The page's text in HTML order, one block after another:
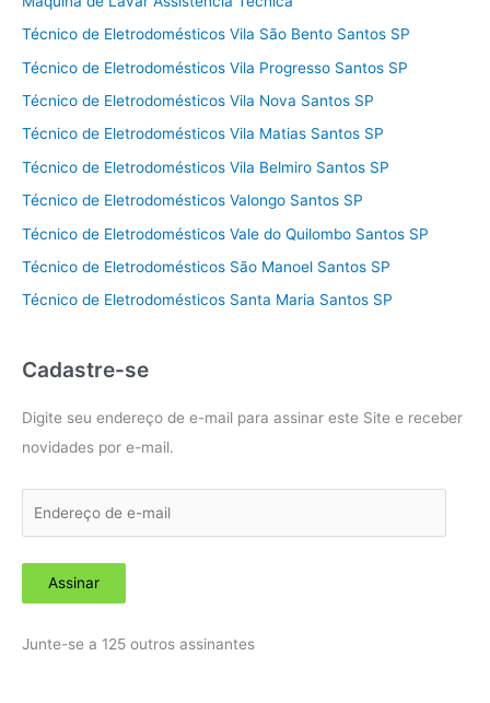
Técnico de Eletrodomésticos Vila São Bento Santos SP
Técnico de Eletrodomésticos Vila Progresso Santos SP
Técnico de Eletrodomésticos Vila Nova Santos SP
Técnico de Eletrodomésticos Vila Matias Santos SP
Técnico de Eletrodomésticos Vila Belmiro Santos SP
Técnico de Eletrodomésticos Valongo Santos SP
Técnico de Eletrodomésticos Vale do Quilombo Santos SP
Técnico de Eletrodomésticos São Manoel Santos SP
Técnico de Eletrodomésticos Santa Maria Santos SP
Cadastre-se
Digite seu endereço de e-mail para assinar este Site e receber
novidades por e-mail.
d
e
Assinar
Junte-se a 125 outros assinantes